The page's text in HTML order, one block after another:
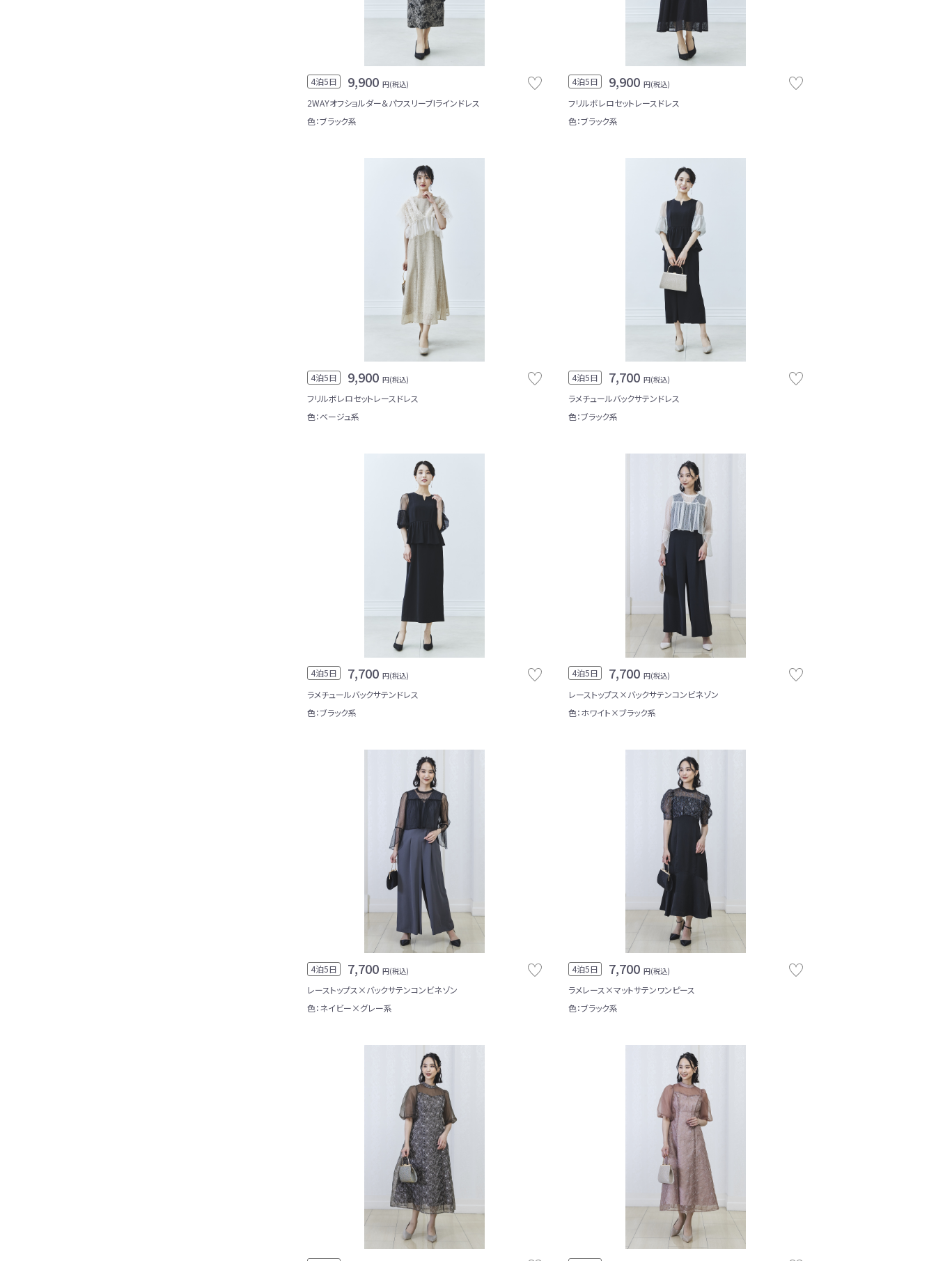
4泊5日 9,900 円(税込)
2WAYオフショルダー＆パフスリーブIラインドレス
色：ブラック系
4泊5日 9,900 円(税込)
フリルボレロセットレースドレス
色：ブラック系
4泊5日 9,900 円(税込)
フリルボレロセットレースドレス
色：ベージュ系
4泊5日 7,700 円(税込)
ラメチュールバックサテンドレス
色：ブラック系
4泊5日 7,700 円(税込)
ラメチュールバックサテンドレス
色：ブラック系
4泊5日 7,700 円(税込)
レーストップス×バックサテンコンビネゾン
色：ホワイト×ブラック系
4泊5日 7,700 円(税込)
レーストップス×バックサテンコンビネゾン
色：ネイビー×グレー系
4泊5日 7,700 円(税込)
ラメレース×マットサテンワンピース
色：ブラック系